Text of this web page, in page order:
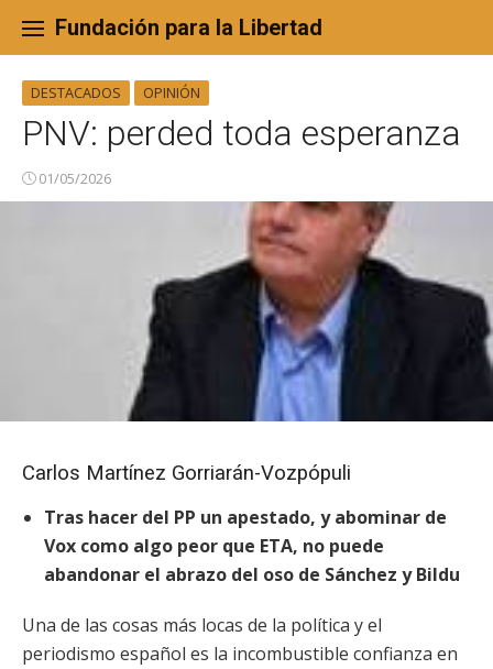
content
Fundación para la Libertad
DESTACADOS OPINIÓN
PNV: perded toda esperanza
01/05/2026
Carlos Martínez Gorriarán-Vozpópuli
Tras hacer del PP un apestado, y abominar de
Vox como algo peor que ETA, no puede
abandonar el abrazo del oso de Sánchez y Bildu
Una de las cosas más locas de la política y el
periodismo español es la incombustible confianza en